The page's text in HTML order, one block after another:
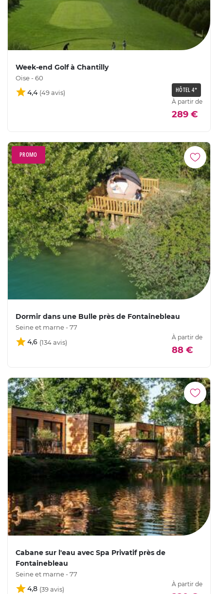
Week-end Golf à Chantilly
Oise - 60
4,4 HÔTEL 4*
À partir de
289 €
PROMO
Dormir dans une Bulle près de Fontainebleau
Seine et marne - 77
4,6
À partir de
88 €
Cabane sur l'eau avec Spa Privatif près de
Fontainebleau
Seine et marne - 77
4,8
À partir de